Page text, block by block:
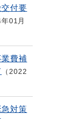
付要
01月
費補
2022
対策